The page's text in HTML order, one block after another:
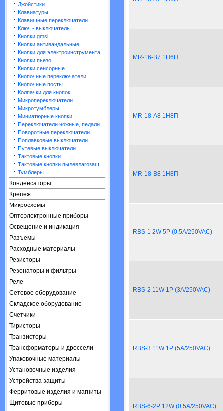
· Джойстики
· Клавиатуры
· Клавишные переключатели
· Ключ - выключатель
· Кнопки gmsi
· Кнопки антивандальные
· Кнопки для электроинструмента
· Кнопки пьезо
· Кнопки сенсорные
· Кнопочные переключатели
· Кнопочные посты
· Колпачки для кнопок
· Микропереключатели
· Микротумблеры
· Миниатюрные кнопки
· Переключатели ножные, педали
· Поворотные переключатели
· Поплавковые выключатели
· Путевые выключатели
· Тактовые кнопки
· Тактовые кнопки пылевлагозащ.
· Тумблеры
Конденсаторы
Крепеж
Микросхемы
Оптоэлектронные приборы
Освещение и индикация
Разъемы
Расходные материалы
Резисторы
Резонаторы и фильтры
Реле
Сетевое оборудование
Складское оборудование
Счетчики
Тиристоры
Транзисторы
Трансформаторы и дроссели
Упаковочные материалы
Установочные изделия
Устройства защиты
Ферритовые изделия и магниты
Щитовые приборы
MR-16-B7 1Н6П
MR-18-A8 1Н8П
MR-18-B8 1Н8П
RBS-1 2W 5P (0.5A/250VAC)
RBS-2 11W 1P (3A/250VAC)
RBS-3 11W 1P (5A/250VAC)
RBS-6-2P 12W (0.5A/250VAC)